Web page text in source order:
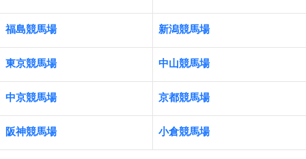
福島競馬場 新潟競馬場
東京競馬場 中山競馬場
中京競馬場 京都競馬場
阪神競馬場 小倉競馬場